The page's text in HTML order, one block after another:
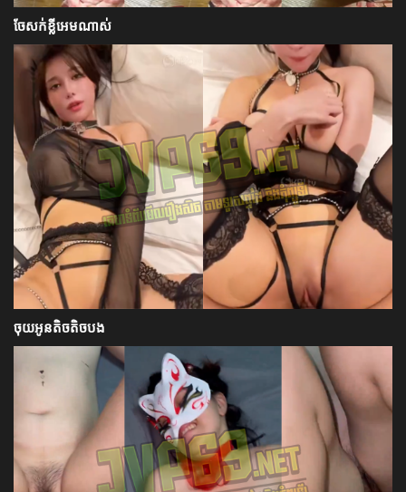
ចែសក់ខ្លីអេមណាស់
ចុយអូនតិចតិចបង